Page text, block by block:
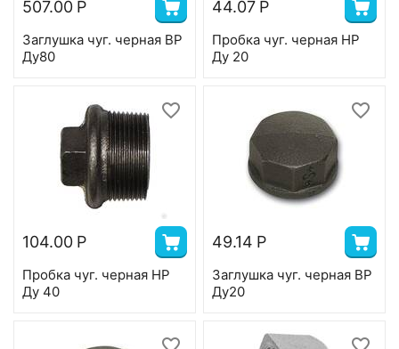
507.00 Р
Заглушка чуг. черная ВР
Ду80
44.07 Р
Пробка чуг. черная НР
Ду 20
104.00 Р
Пробка чуг. черная НР
Ду 40
49.14 Р
Заглушка чуг. черная ВР
Ду20